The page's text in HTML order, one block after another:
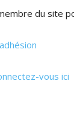
du site
vous ici